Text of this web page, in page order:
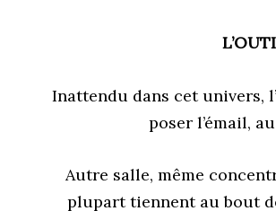
Inattendu dans cet univers,
poser l’émail,
Autre salle, même
plupart tiennent au bout